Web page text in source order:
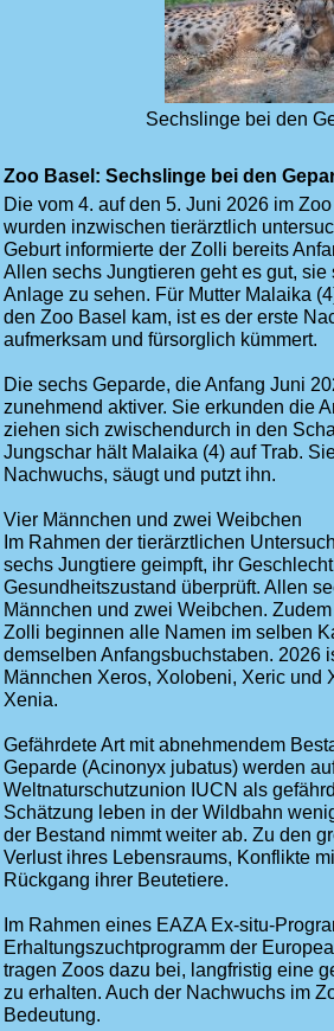
Sechslinge bei den
Zoo Basel: Sechslinge bei den
Die vom 4. auf den 5. Juni 2026 im
wurden inzwischen tierärztlich
Geburt informierte der Zolli bereits
Allen sechs Jungtieren geht es gut,
Anlage zu sehen. Für Mutter Malaika
den Zoo Basel kam, ist es der erste
aufmerksam und fürsorglich kümmert.
Die sechs Geparde, die Anfang Juni
zunehmend aktiver. Sie erkunden die
ziehen sich zwischendurch in den
Jungschar hält Malaika (4) auf Trab.
Nachwuchs, säugt und putzt ihn.
Vier Männchen und zwei Weibchen
Im Rahmen der tierärztlichen
sechs Jungtiere geimpft, ihr
Gesundheitszustand überprüft. Allen
Männchen und zwei Weibchen.
Zolli beginnen alle Namen im selben
demselben Anfangsbuchstaben. 2026
Männchen Xeros, Xolobeni, Xeric und
Xenia.
Gefährdete Art mit abnehmendem
Geparde (Acinonyx jubatus) werden
Weltnaturschutzunion IUCN als
Schätzung leben in der Wildbahn
der Bestand nimmt weiter ab. Zu den
Verlust ihres Lebensraums, Konflikte
Rückgang ihrer Beutetiere.
Im Rahmen eines EAZA Ex-situ-
Erhaltungszuchtprogramm der
tragen Zoos dazu bei, langfristig eine
zu erhalten. Auch der Nachwuchs im
Bedeutung.